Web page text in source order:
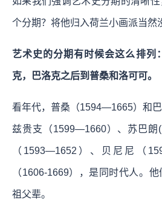
个分期？将他归入荷兰小画派当然
艺术史的分期有时候会这么排列
克，巴洛克之后到普桑和洛可可。
看年代，普桑（1594—1665）和
兹贵支（1599—1660）、苏巴朗
（1593—1652）、贝尼尼（
（1606-1669），是同时代人。
祖父辈。